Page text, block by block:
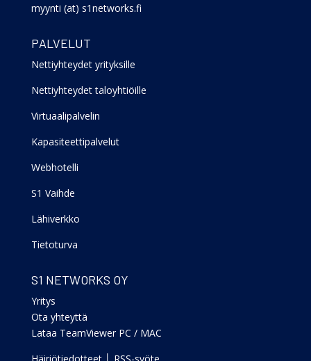
myynti (at) s1networks.fi
PALVELUT
Nettiyhteydet yrityksille
Nettiyhteydet taloyhtiöille
Virtuaalipalvelin
Kapasiteettipalvelut
Webhotelli
S1 Vaihde
Lähiverkko
Tietoturva
S1 NETWORKS OY
Yritys
Ota yhteyttä
Lataa TeamViewer PC / MAC
Häiriötiedotteet│ RSS-syöte